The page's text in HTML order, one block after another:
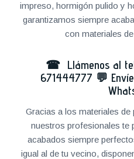
impreso, hormigón pulido y
garantizamos siempre
con materiales
☎ Llámenos al
671444777 💬
Gracias a los materiales de
nuestros profesionales te
acabados siempre
igual al de tu vecino,